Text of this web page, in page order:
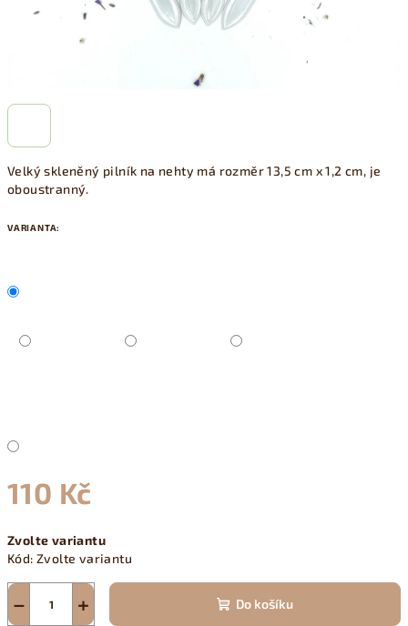
Velký skleněný pilník na nehty má rozměr 13,5 cm x 1,2 cm, je
oboustranný.
VARIANTA:
110 Kč
cena:
Zvolte variantu
Kód: Zvolte variantu
+
− Do košíku